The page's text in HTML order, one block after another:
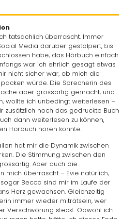
tatsächlich überrascht. Immer
Media darüber gestolpert, bis
habe, das Hörbuch einfach
war ich ehrlich gesagt etwas
nicht sicher war, ob mich die
würde. Die Sprecherin des
aber grossartig gemacht, und
wollte ich unbedingt weiterlesen –
zusätzlich noch das gedruckte Buch
dann weiterlesen zu können,
Hörbuch hören konnte.
hat mir die Dynamik zwischen
Die Stimmung zwischen den
Aber auch die
mich überrascht – Evie natürlich,
Becca sind mir im Laufe der
Herz gewachsen. Gleichzeitig
immer wieder miträtseln, wer
Verschwörung steckt. Obwohl ich